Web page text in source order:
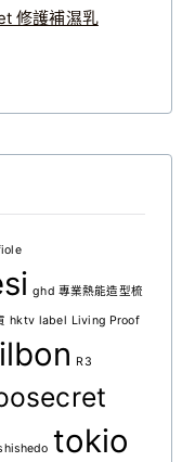
修護補濕乳
ghd 專業熱能造型梳
hktv label Living Proof
R3
tokio